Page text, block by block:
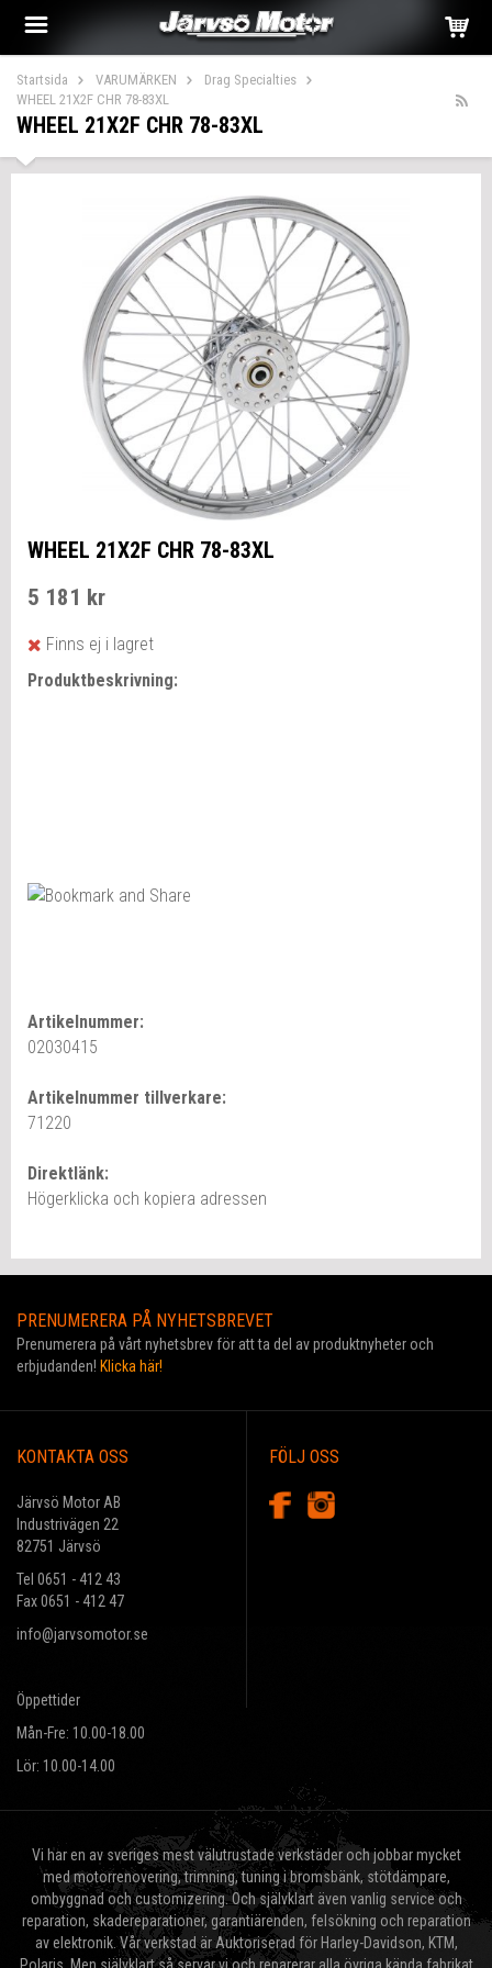
Startsida VARUMÄRKEN
Drag Specialties
WHEEL 21X2F CHR 78-83XL
WHEEL 21X2F CHR 78-83XL
WHEEL 21X2F CHR 78-83XL
5 181 kr
Finns ej i lagret
Produktbeskrivning:
Artikelnummer:
02030415
Artikelnummer tillverkare:
71220
Direktlänk:
Högerklicka och kopiera adressen
PRENUMERERA PÅ NYHETSBREVET
Prenumerera på vårt nyhetsbrev för att ta del av produktnyheter och
erbjudanden! Klicka här!
KONTAKTA OSS
Järvsö Motor AB
Industrivägen 22
82751 Järvsö
Tel 0651 - 412 43
Fax 0651 - 412 47
info@jarvsomotor.se
Öppettider
Mån-Fre: 10.00-18.00
Lör: 10.00-14.00
FÖLJ OSS
Vi har en av sveriges mest välutrustade verkstäder och jobbar mycket
med motorrenovering, trimning, tuning i bromsbänk, stötdämpare,
ombyggnad och customizering. Och självklart även vanlig service och
reparation, skadereparationer, garantiärenden, felsökning och reparation
av elektronik. Vår verkstad är Auktoriserad för Harley-Davidson, KTM,